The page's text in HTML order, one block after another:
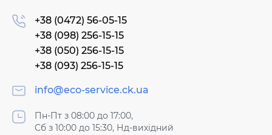
+38 (0472) 56-05-15
+38 (098) 256-15-15
+38 (050) 256-15-15
+38 (093) 256-15-15
info@eco-service.ck.ua
Пн-Пт з 08:00 до 17:00,
Сб з 10:00 до 15:30, Нд-вихідний